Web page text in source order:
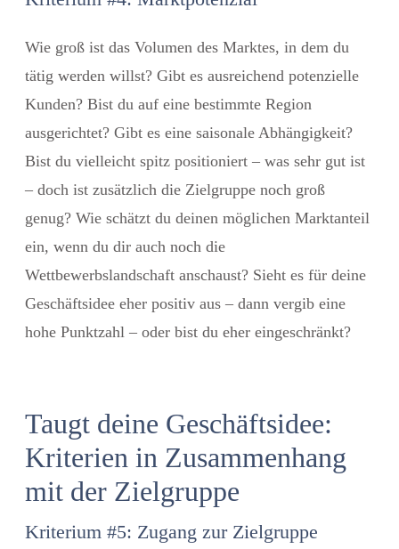
Wie groß ist das Volumen des Marktes, in dem du
tätig werden willst? Gibt es ausreichend potenzielle
Kunden? Bist du auf eine bestimmte Region
ausgerichtet? Gibt es eine saisonale Abhängigkeit?
Bist du vielleicht spitz positioniert – was sehr gut ist
– doch ist zusätzlich die Zielgruppe noch groß
genug? Wie schätzt du deinen möglichen Marktanteil
ein, wenn du dir auch noch die
Wettbewerbslandschaft anschaust? Sieht es für deine
Geschäftsidee eher positiv aus – dann vergib eine
hohe Punktzahl – oder bist du eher eingeschränkt?
Taugt deine Geschäftsidee:
Kriterien in Zusammenhang
mit der Zielgruppe
Kriterium #5: Zugang zur Zielgruppe